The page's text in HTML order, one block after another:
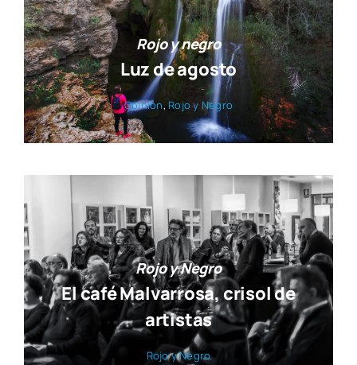
Rojo y negro
Luz de agosto
Opi­nión, Rojo y Negro
Rojo y Negro
El café Malvarrosa, crisol de
artistas
Rojo y Negro